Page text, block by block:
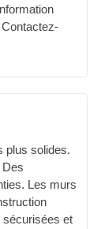
plus solides.
Des
Les murs
sécurisées et